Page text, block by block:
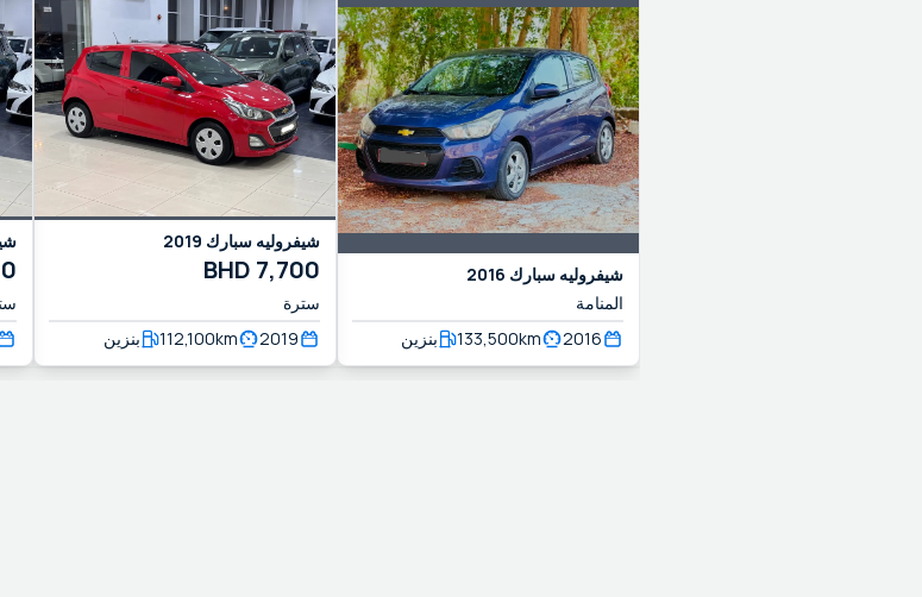
شيفروليه سبارك 2016
المنامة
2016
133,500km بنزين
شيفروليه سبارك 2019
BHD 7,700
سترة
2019
112,100km بنزين